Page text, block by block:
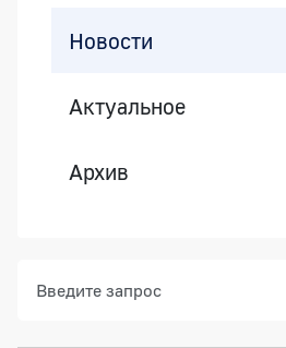
Новости
Актуальное
Архив